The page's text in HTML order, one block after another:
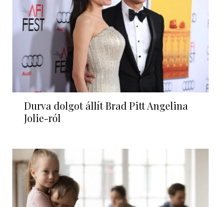
Durva dolgot állít Brad Pitt Angelina
Jolie-ról